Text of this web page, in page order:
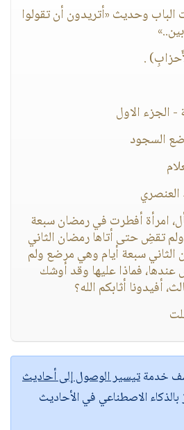
وحديث «أتريدون أن تقولوا
.
- الجزء الاول
السجود
امرأة أفطرت في رمضان سبعة
تقضِ حتى أتاها رمضان الثاني
سبعة أيام وهي مرضع ولم
فماذا عليها وقد أوشك
أفيدونا أثابكم الله؟
خدمةتيسير الوصول إلى أحاديث
الاصطناعي في الأحاديث